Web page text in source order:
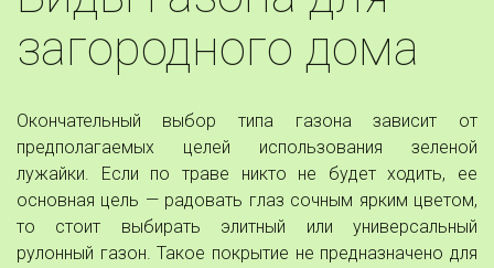
загородного дома
Окончательный выбор типа газона зависит от
предполагаемых целей использования зеленой
лужайки. Если по траве никто не будет ходить, ее
основная цель — радовать глаз сочным ярким цветом,
то стоит выбирать элитный или универсальный
рулонный газон. Такое покрытие не предназначено для